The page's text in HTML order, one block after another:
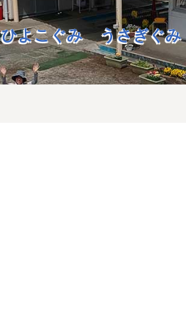
ひよこぐみ うさぎぐみ